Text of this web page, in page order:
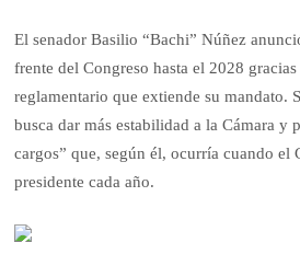
El senador Basilio “Bachi” Núñez
frente del Congreso hasta el 2028
reglamentario que extiende su mandato.
busca dar más estabilidad a la Cámara y
cargos” que, según él, ocurría cuando el
presidente cada año.